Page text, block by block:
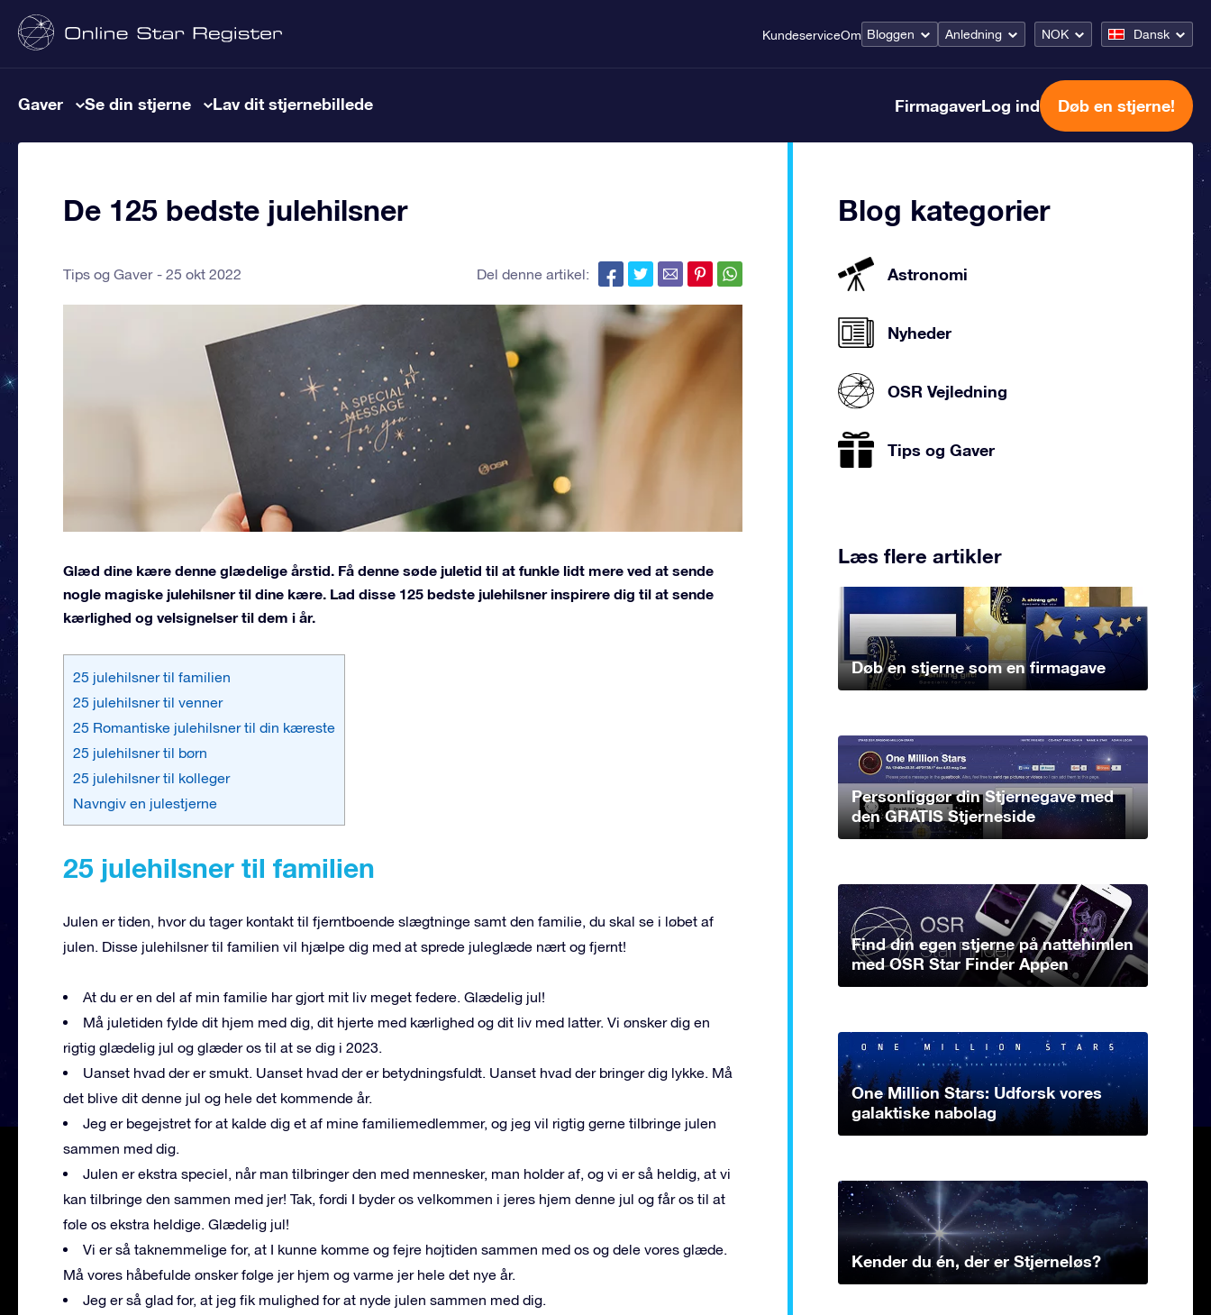
KundeserviceOm Bloggen Anledning NOK Dansk
Gaver Se din stjerne Lav dit stjernebillede FirmagaverLog ind Døb en stjerne!
De 125 bedste julehilsner
Tips og Gaver 25 okt 2022 Del denne artikel:
Glæd dine kære denne glædelige årstid. Få denne søde juletid til at funkle lidt mere ved at sende
nogle magiske julehilsner til dine kære. Lad disse 125 bedste julehilsner inspirere dig til at sende
kærlighed og velsignelser til dem i år.
25 julehilsner til familien
25 julehilsner til venner
25 Romantiske julehilsner til din kæreste
25 julehilsner til børn
25 julehilsner til kolleger
Navngiv en julestjerne
25 julehilsner til familien
Julen er tiden, hvor du tager kontakt til fjerntboende slægtninge samt den familie, du skal se i løbet af
julen. Disse julehilsner til familien vil hjælpe dig med at sprede juleglæde nært og fjernt!
At du er en del af min familie har gjort mit liv meget federe. Glædelig jul!
Må juletiden fylde dit hjem med dig, dit hjerte med kærlighed og dit liv med latter. Vi ønsker dig en
rigtig glædelig jul og glæder os til at se dig i 2023.
Uanset hvad der er smukt. Uanset hvad der er betydningsfuldt. Uanset hvad der bringer dig lykke. Må
det blive dit denne jul og hele det kommende år.
Jeg er begejstret for at kalde dig et af mine familiemedlemmer, og jeg vil rigtig gerne tilbringe julen
sammen med dig.
Julen er ekstra speciel, når man tilbringer den med mennesker, man holder af, og vi er så heldig, at vi
kan tilbringe den sammen med jer! Tak, fordi I byder os velkommen i jeres hjem denne jul og får os til at
føle os ekstra heldige. Glædelig jul!
Vi er så taknemmelige for, at I kunne komme og fejre højtiden sammen med os og dele vores glæde.
Må vores håbefulde ønsker følge jer hjem og varme jer hele det nye år.
Jeg er så glad for, at jeg fik mulighed for at nyde julen sammen med dig.
Blog kategorier
Astronomi
Nyheder
OSR Vejledning
Tips og Gaver
Læs flere artikler
Døb en stjerne som en firmagave
Personliggør din Stjernegave med
den GRATIS Stjerneside
Find din egen stjerne på nattehimlen
med OSR Star Finder Appen
One Million Stars: Udforsk vores
galaktiske nabolag
Kender du én, der er Stjerneløs?